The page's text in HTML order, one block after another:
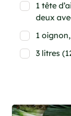
1 tête
deux
1
3 litres